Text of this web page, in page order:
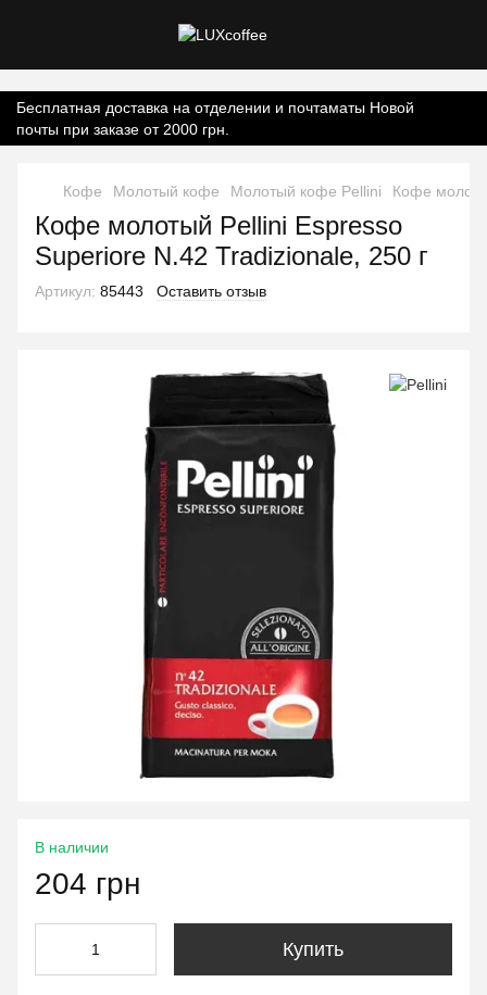
Бесплатная доставка на отделении и почтаматы Новой
почты при заказе от 2000 грн.
Кофе Молотый кофе Молотый кофе Pellini Кофе
Кофе молотый Pellini Espresso
Superiore N.42 Tradizionale, 250 г
Артикул: 85443 Оставить отзыв
В наличии
204 грн
Купить